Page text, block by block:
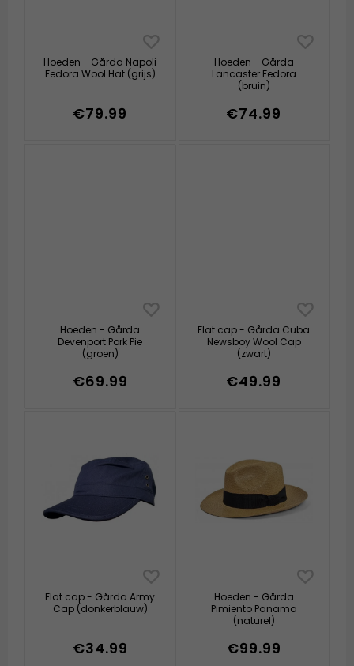
Hoeden - Gårda Napoli
Fedora Wool Hat (grijs)
€79.99
Hoeden - Gårda
Lancaster Fedora
(bruin)
€74.99
Hoeden - Gårda
Devenport Pork Pie
(groen)
€69.99
Flat cap - Gårda Cuba
Newsboy Wool Cap
(zwart)
€49.99
Flat cap - Gårda Army
Cap (donkerblauw)
€34.99
Hoeden - Gårda
Pimiento Panama
(naturel)
€99.99